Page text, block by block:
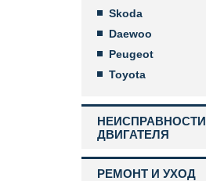
Skoda
Daewoo
Peugeot
Toyota
НЕИСПРАВНОСТИ
ДВИГАТЕЛЯ
РЕМОНТ И УХОД